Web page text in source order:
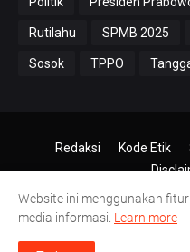
Rutilahu SPMB 2025
Sosok TPPO
© 2024-2026
Redaksi Kode Etik
Website ini menggunakan
media informasi. Learn more